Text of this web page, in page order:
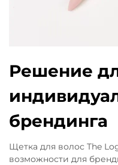
Решение
брендинга
Щетка для волос The
возможности для